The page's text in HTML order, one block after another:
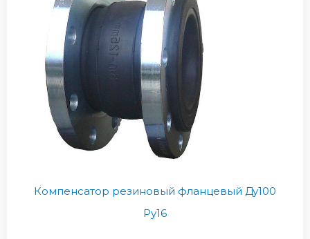
Компенсатор резиновый фланцевый Ду100
Ру16